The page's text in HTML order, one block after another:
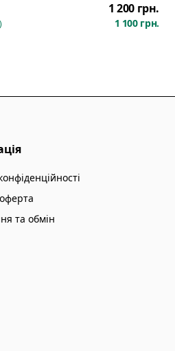
1 200 грн.
1 100 грн.
та обмін